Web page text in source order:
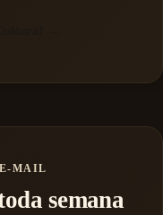
MAIL
semana